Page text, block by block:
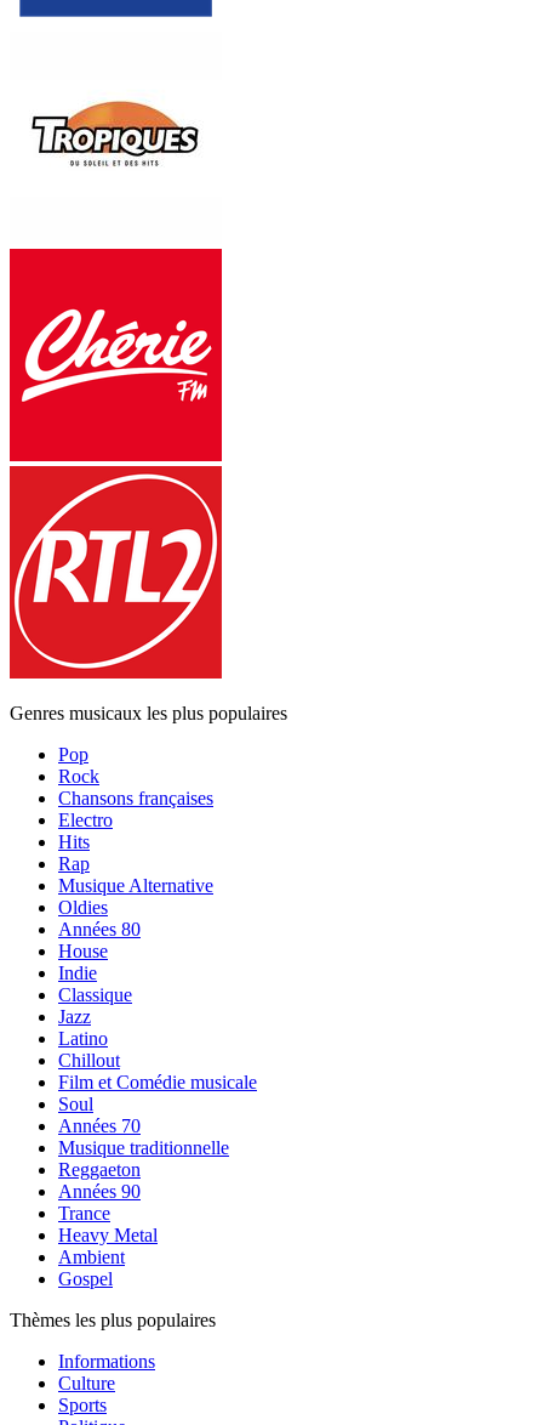
Genres musicaux les plus populaires
Pop
Rock
Chansons françaises
Electro
Hits
Rap
Musique Alternative
Oldies
Années 80
House
Indie
Classique
Jazz
Latino
Chillout
Film et Comédie musicale
Soul
Années 70
Musique traditionnelle
Reggaeton
Années 90
Trance
Heavy Metal
Ambient
Gospel
Thèmes les plus populaires
Informations
Culture
Sports